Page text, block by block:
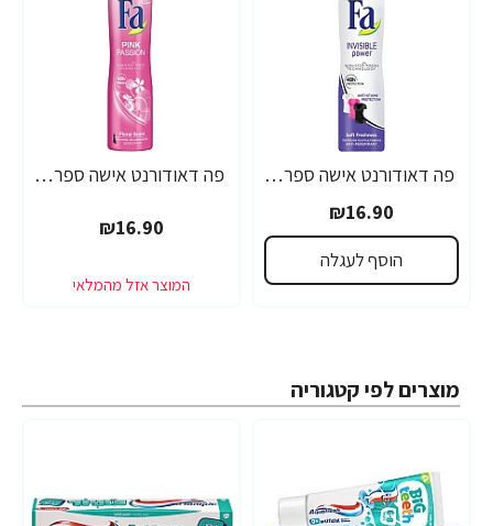
פה דאודורנט אישה ספריי אינויזיבל פאוור 200 מ"ל - מבית FA
₪16.90
הוסף לעגלה
פה דאודורנט אישה ספריי ורוד פינק 200 מ"ל - מבית FA
₪16.90
מוצרים לפי קטגוריה